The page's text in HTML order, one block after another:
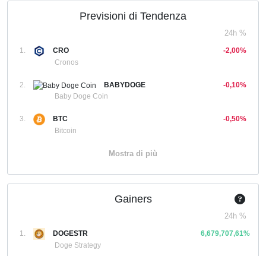
Previsioni di Tendenza
24h %
1.
CRO
Cronos
-2,00%
2.
BABYDOGE
Baby Doge Coin
-0,10%
3.
BTC
Bitcoin
-0,50%
Mostra di più
Gainers
24h %
1.
DOGESTR
Doge Strategy
6,679,707,61%